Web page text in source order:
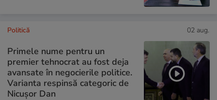
Politică 02 aug.
Primele nume pentru un
premier tehnocrat au fost deja
avansate în negocierile politice.
Varianta respinsă categoric de
Nicușor Dan